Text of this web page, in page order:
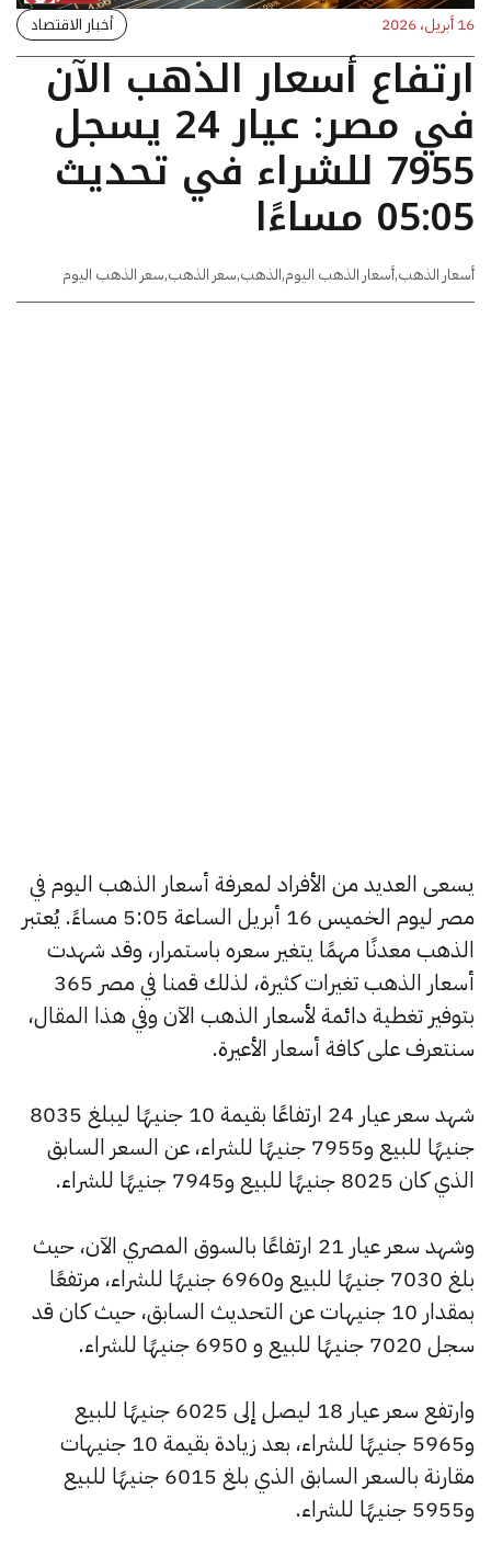
16 أبريل، 2026 أخبار الاقتصاد
ارتفاع أسعار الذهب الآن
في مصر: عيار 24 يسجل
7955 للشراء في تحديث
05:05 مساءًا
أسعار الذهب,أسعار الذهب اليوم,الذهب,سعر الذهب,سعر الذهب اليوم
يسعى العديد من الأفراد لمعرفة أسعار الذهب اليوم في
مصر ليوم الخميس 16 أبريل الساعة 5:05 مساءً. يُعتبر
الذهب معدنًا مهمًا يتغير سعره باستمرار، وقد شهدت
أسعار الذهب تغيرات كثيرة، لذلك قمنا في مصر 365
بتوفير تغطية دائمة لأسعار الذهب الآن وفي هذا المقال،
سنتعرف على كافة أسعار الأعيرة.
شهد سعر عيار 24 ارتفاعًا بقيمة 10 جنيهًا ليبلغ 8035
جنيهًا للبيع و7955 جنيهًا للشراء، عن السعر السابق
الذي كان 8025 جنيهًا للبيع و7945 جنيهًا للشراء.
وشهد سعر عيار 21 ارتفاعًا بالسوق المصري الآن، حيث
بلغ 7030 جنيهًا للبيع و6960 جنيهًا للشراء، مرتفعًا
بمقدار 10 جنيهات عن التحديث السابق، حيث كان قد
سجل 7020 جنيهًا للبيع و 6950 جنيهًا للشراء.
وارتفع سعر عيار 18 ليصل إلى 6025 جنيهًا للبيع
و5965 جنيهًا للشراء، بعد زيادة بقيمة 10 جنيهات
مقارنة بالسعر السابق الذي بلغ 6015 جنيهًا للبيع
و5955 جنيهًا للشراء.